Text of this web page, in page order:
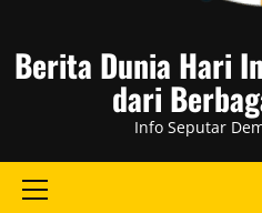
Berita Dunia Hari
dari
Info Seputar
Primary